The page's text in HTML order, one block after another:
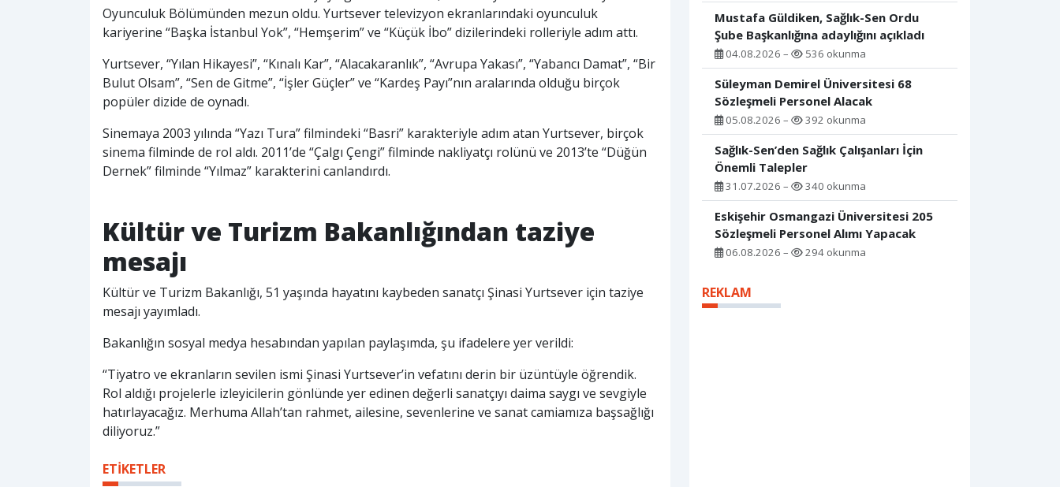
Oyunculuk Bölümünden mezun oldu. Yurtsever televizyon ekranlarındaki oyunculuk
kariyerine “Başka İstanbul Yok”, “Hemşerim” ve “Küçük İbo” dizilerindeki rolleriyle adım attı.
Yurtsever, “Yılan Hikayesi”, “Kınalı Kar”, “Alacakaranlık”, “Avrupa Yakası”, “Yabancı Damat”, “Bir
Bulut Olsam”, “Sen de Gitme”, “İşler Güçler” ve “Kardeş Payı”nın aralarında olduğu birçok
popüler dizide de oynadı.
Sinemaya 2003 yılında “Yazı Tura” filmindeki “Basri” karakteriyle adım atan Yurtsever, birçok
sinema filminde de rol aldı. 2011’de “Çalgı Çengi” filminde nakliyatçı rolünü ve 2013’te “Düğün
Dernek” filminde “Yılmaz” karakterini canlandırdı.
Kültür ve Turizm Bakanlığından taziye
mesajı
Kültür ve Turizm Bakanlığı, 51 yaşında hayatını kaybeden sanatçı Şinasi Yurtsever için taziye
mesajı yayımladı.
Bakanlığın sosyal medya hesabından yapılan paylaşımda, şu ifadelere yer verildi:
“Tiyatro ve ekranların sevilen ismi Şinasi Yurtsever’in vefatını derin bir üzüntüyle öğrendik.
Rol aldığı projelerle izleyicilerin gönlünde yer edinen değerli sanatçıyı daima saygı ve sevgiyle
hatırlayacağız. Merhuma Allah’tan rahmet, ailesine, sevenlerine ve sanat camiamıza başsağlığı
diliyoruz.”
ETİKETLER
Mustafa Güldiken, Sağlık-Sen Ordu
Şube Başkanlığına adaylığını açıkladı
04.08.2026 – 536 okunma
Süleyman Demirel Üniversitesi 68
Sözleşmeli Personel Alacak
05.08.2026 – 392 okunma
Sağlık-Sen’den Sağlık Çalışanları İçin
Önemli Talepler
31.07.2026 – 340 okunma
Eskişehir Osmangazi Üniversitesi 205
Sözleşmeli Personel Alımı Yapacak
06.08.2026 – 294 okunma
REKLAM